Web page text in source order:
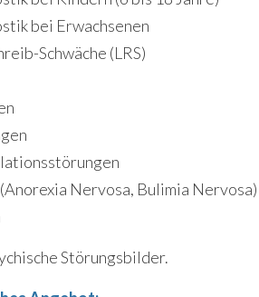
bei Erwachsenen
Schwäche (LRS)
Nervosa, Bulimia Nervosa)
Störungsbilder.